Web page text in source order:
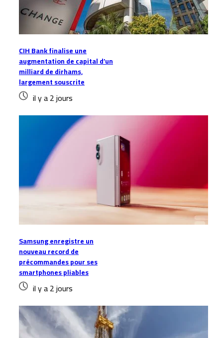
CIH Bank finalise une
augmentation de capital d’un
milliard de dirhams,
largement souscrite
il y a 2 jours
Samsung enregistre un
nouveau record de
précommandes pour ses
smartphones pliables
il y a 2 jours